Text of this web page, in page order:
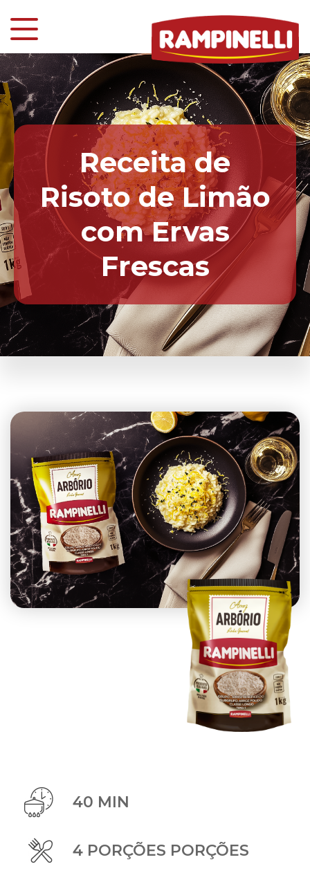
Receita de
Risoto de Limão
com Ervas
Frescas
40 MIN
4 PORÇÕES PORÇÕES